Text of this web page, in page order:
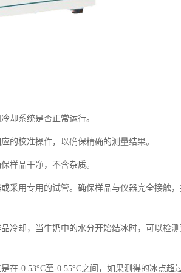
却系统是否正常运行。
的校准操作，以确保精确的测量结果。
样品干净，不含杂质。
采用专用的试管。确保样品与仪器完全接触
冷却，当牛奶中的水分开始结冰时，可以检测
在-0.53°C至-0.55°C之间，如果测得的冰点超